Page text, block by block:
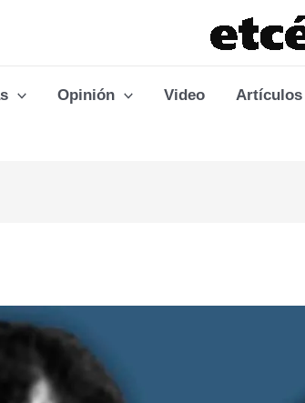
Opinión Video Artículos